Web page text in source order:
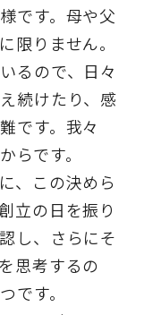
です。母や父
限りません。
るので、日々
続けたり、感
です。我々
らです。
、この決めら
立の日を振り
し、さらにそ
思考するの
です。